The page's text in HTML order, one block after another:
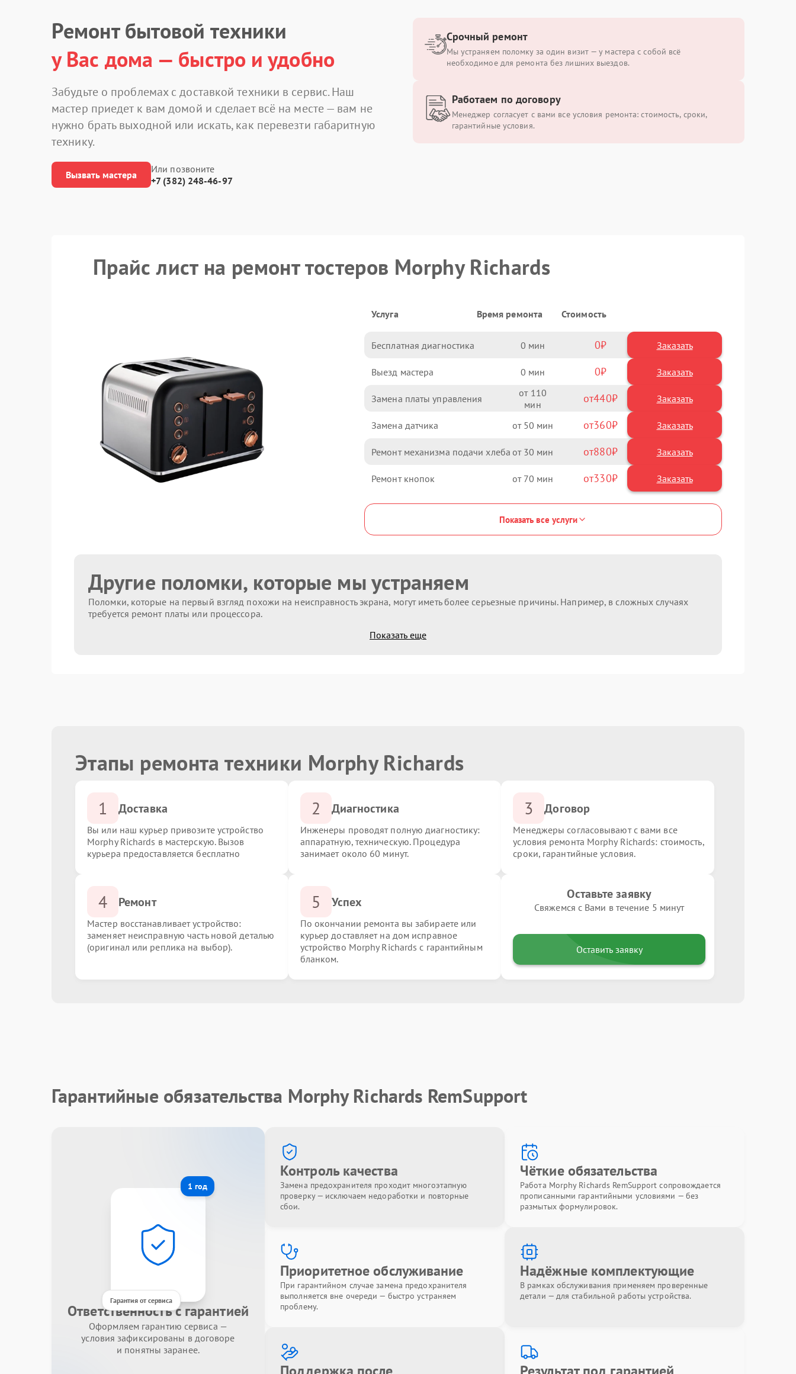
Ремонт бытовой техники
у Вас дома — быстро и удобно
Забудьте о проблемах с доставкой техники в сервис. Наш
мастер приедет к вам домой и сделает всё на месте — вам не
нужно брать выходной или искать, как перевезти габаритную
технику.
Вызвать мастера
Или позвоните
+7 (382) 248-46-97
Срочный ремонт
Мы устраняем поломку за один визит — у мастера с собой всё
необходимое для ремонта без лишних выездов.
Работаем по договору
Менеджер согласует с вами все условия ремонта: стоимость, сроки,
гарантийные условия.
Прайс лист на ремонт тостеров Morphy Richards
Услуга Время ремонта Стоимость
Бесплатная диагностика 0 0 Заказать
Выезд мастера 0 0 Заказать
Замена платы управления 110 440
Замена датчика 50 360
Ремонт механизма подачи хлеба 30 880
Ремонт кнопок 70 330
Показать все услуги
Другие поломки, которые мы устраняем
Поломки, которые на первый взгляд похожи на неисправность экрана, могут иметь более серьезные причины. Например, в сложных случаях
требуется ремонт платы или процессора.
Показать еще
Этапы ремонта техники Morphy Richards
1 Доставка
Вы или наш курьер привозите устройство
Morphy Richards в мастерскую. Вызов
курьера предоставляется бесплатно
2 Диагностика
Инженеры проводят полную диагностику:
аппаратную, техническую. Процедура
занимает около 60 минут.
3 Договор
Менеджеры согласовывают с вами все
условия ремонта Morphy Richards: стоимость,
сроки, гарантийные условия.
4 Ремонт
Мастер восстанавливает устройство:
заменяет неисправную часть новой деталью
(оригинал или реплика на выбор).
5 Успех
По окончании ремонта вы забираете или
курьер доставляет на дом исправное
устройство Morphy Richards с гарантийным
бланком.
Оставьте заявку
Свяжемся с Вами в течение 5 минут
Оставить заявку
Гарантийные обязательства Morphy Richards RemSupport
1 год
Гарантия от сервиса
Ответственность с гарантией
Оформляем гарантию сервиса —
условия зафиксированы в договоре
и понятны заранее.
Контроль качества
Замена предохранителя проходит многоэтапную
проверку — исключаем недоработки и повторные
сбои.
Чёткие обязательства
Работа Morphy Richards RemSupport сопровождается
прописанными гарантийными условиями — без
размытых формулировок.
Приоритетное обслуживание
При гарантийном случае замена предохранителя
выполняется вне очереди — быстро устраняем
проблему.
Надёжные комплектующие
В рамках обслуживания применяем проверенные
детали — для стабильной работы устройства.